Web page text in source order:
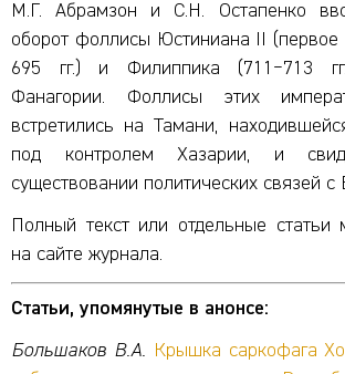
М.Г. Абрамзон и С.Н. Остапенко
оборот фоллисы Юстиниана II (первое
695 гг.) и Филиппика (711‒713
Фанагории. Фоллисы этих
встретились на Тамани,
под контролем Хазарии, и
существовании политических связей с
Полный текст или отдельные статьи
на сайте журнала.
Статьи, упомянутые в анонсе:
Большаков В.А.
Крышка саркофага